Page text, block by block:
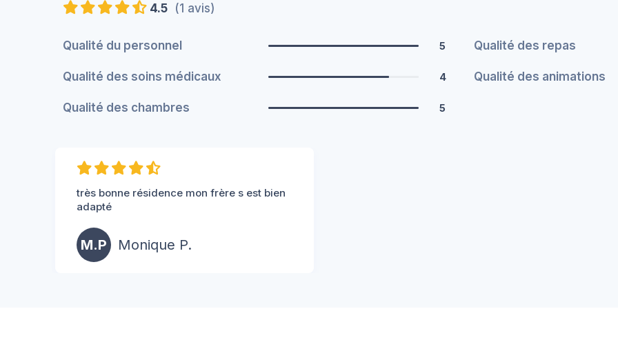
4.5 (1 avis)
Qualité du personnel 5 Qualité des repas
Qualité des soins médicaux 4 Qualité des animations
Qualité des chambres 5
très bonne résidence mon frère s est bien
adapté
M.P Monique P.